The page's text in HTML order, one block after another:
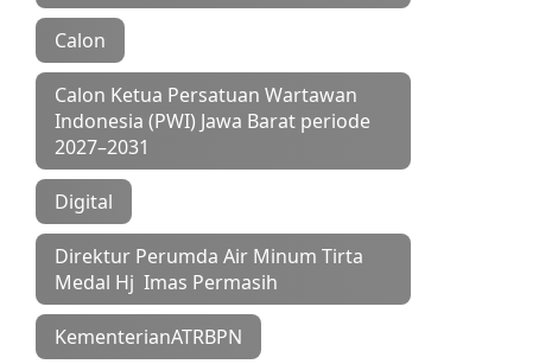
Calon
Calon Ketua Persatuan Wartawan
Indonesia (PWI) Jawa Barat periode
2027–2031
Digital
Direktur Perumda Air Minum Tirta
Medal Hj Imas Permasih
KementerianATRBPN